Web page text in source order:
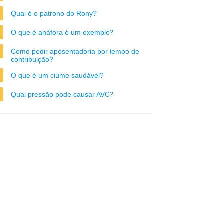
Qual é o patrono do Rony?
O que é anáfora é um exemplo?
Como pedir aposentadoria por tempo de
contribuição?
O que é um ciúme saudável?
Qual pressão pode causar AVC?